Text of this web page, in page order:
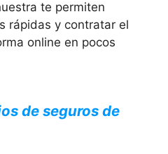
te permiten
rápidas y contratar el
online en pocos
de seguros de